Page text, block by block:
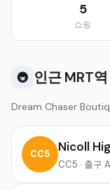
5
쇼핑
🚇 인근 MRT역
Dream Chaser
CC5 Nicoll
CC5 · 출구 A